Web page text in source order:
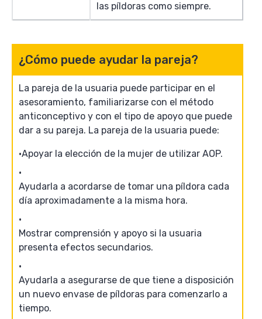
las píldoras como siempre.
¿Cómo puede ayudar la pareja?
La pareja de la usuaria puede participar en el
asesoramiento, familiarizarse con el método
anticonceptivo y con el tipo de apoyo que puede
dar a su pareja. La pareja de la usuaria puede:
Apoyar la elección de la mujer de utilizar AOP.
Ayudarla a acordarse de tomar una píldora cada
día aproximadamente a la misma hora.
Mostrar comprensión y apoyo si la usuaria
presenta efectos secundarios.
Ayudarla a asegurarse de que tiene a disposición
un nuevo envase de píldoras para comenzarlo a
tiempo.